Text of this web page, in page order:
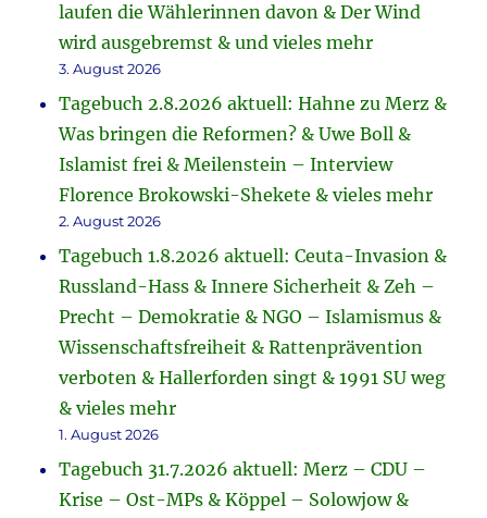
laufen die Wählerinnen davon & Der Wind
wird ausgebremst & und vieles mehr
3. August 2026
Tagebuch 2.8.2026 aktuell: Hahne zu Merz &
Was bringen die Reformen? & Uwe Boll &
Islamist frei & Meilenstein – Interview
Florence Brokowski-Shekete & vieles mehr
2. August 2026
Tagebuch 1.8.2026 aktuell: Ceuta-Invasion &
Russland-Hass & Innere Sicherheit & Zeh –
Precht – Demokratie & NGO – Islamismus &
Wissenschaftsfreiheit & Rattenprävention
verboten & Hallerforden singt & 1991 SU weg
& vieles mehr
1. August 2026
Tagebuch 31.7.2026 aktuell: Merz – CDU –
Krise – Ost-MPs & Köppel – Solowjow &